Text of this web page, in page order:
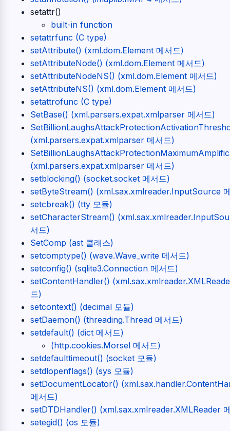
setattr()
built-in function
setattrfunc (C type)
setAttribute() (xml.dom.Element 메서드)
setAttributeNode() (xml.dom.Element 메서드)
setAttributeNodeNS() (xml.dom.Element 메서드)
setAttributeNS() (xml.dom.Element 메서드)
setattrofunc (C type)
SetBase() (xml.parsers.expat.xmlparser 메서드)
(xml.parsers.expat.xmlparser 메서드)
(xml.parsers.expat.xmlparser 메서드)
setblocking() (socket.socket 메서드)
setByteStream() (xml.sax.xmlreader.InputSource
setcbreak() (tty 모듈)
setCharacterStream()
서드)
SetComp (ast 클래스)
setcomptype() (wave.Wave_write 메서드)
setconfig() (sqlite3.Connection 메서드)
setContentHandler()
드)
setcontext() (decimal 모듈)
setDaemon() (threading.Thread 메서드)
setdefault() (dict 메서드)
(http.cookies.Morsel 메서드)
setdefaulttimeout() (socket 모듈)
setdlopenflags() (sys 모듈)
setDocumentLocator()
메서드)
setDTDHandler() (xml.sax.xmlreader.XMLReader
setegid() (os 모듈)